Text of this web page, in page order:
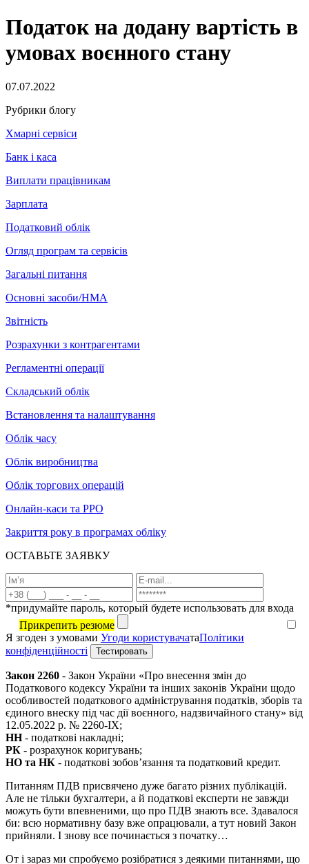
Податок на додану вартість в
умовах воєнного стану
07.07.2022
Рубрики блогу
Хмарні сервіси
Банк і каса
Виплати працівникам
Зарплата
Податковий облік
Огляд програм та сервісів
Загальні питання
Основні засоби/НМА
Звітність
Розрахунки з контрагентами
Регламентні операції
Складський облік
Встановлення та налаштування
Облік часу
Облік виробництва
Облік торгових операцій
Онлайн-каси та РРО
Закриття року в програмах обліку
ОСТАВЬТЕ ЗАЯВКУ
*придумайте пароль, который будете использовать для входа
Прикрепить резюме
Я згоден з умовами Угоди користувачатаПолітики
конфіденційності
Закон 2260 - Закон України «Про внесення змін до
Податкового кодексу України та інших законів України щодо
особливостей податкового адміністрування податків, зборів та
єдиного внеску під час дії воєнного, надзвичайного стану» від
12.05.2022 р. № 2260-IX;
НН- податкові накладні;
РК - розрахунок коригувань;
НО та НК - податкові зобов’язання та податковий кредит.
Питанням ПДВ присвячено дуже багато різних публікацій.
Але не тільки бухгалтери, а й податкові експерти не завжди
можуть бути впевненими, що про ПДВ знають все. Здавалося
би: всю нормативну базу вже опрацювали, а тут новий Закон
прийняли. І знову все починається з початку…
От і зараз ми спробуємо розібратися з деякими питаннями, що